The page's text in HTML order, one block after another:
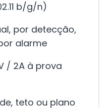
b/g/n)
por detecção,
alarme
/ 2A à prova
teto ou plano